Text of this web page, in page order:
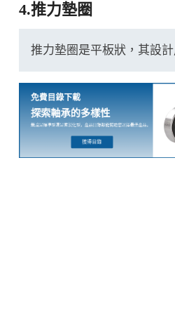
4.推力墊圈
推力墊圈是平板狀，其設